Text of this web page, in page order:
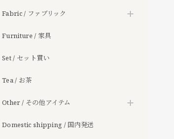
Fabric / ファブリック
Furniture / 家具
Set / セット買い
Tea / お茶
Other / その他アイテム
Domestic shipping / 国内発送